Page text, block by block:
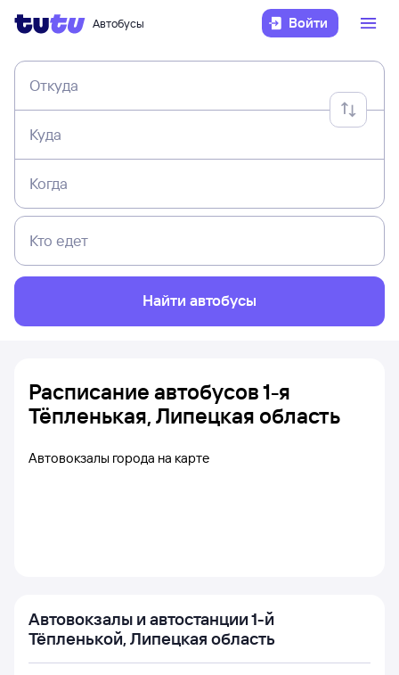
Автобусы Войти
Откуда
Куда
Когда
Кто едет
Найти автобусы
Расписание автобусов 1-я
Тёпленькая, Липецкая область
Автовокзалы города на карте
Автовокзалы и автостанции 1-й
Тёпленькой, Липецкая область